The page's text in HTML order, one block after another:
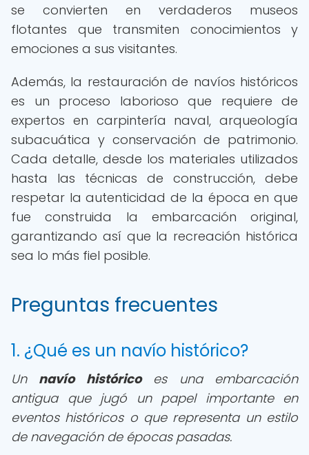
se convierten en verdaderos museos
flotantes que transmiten conocimientos y
emociones a sus visitantes.
Además, la restauración de navíos históricos
es un proceso laborioso que requiere de
expertos en carpintería naval, arqueología
subacuática y conservación de patrimonio.
Cada detalle, desde los materiales utilizados
hasta las técnicas de construcción, debe
respetar la autenticidad de la época en que
fue construida la embarcación original,
garantizando así que la recreación histórica
sea lo más fiel posible.
Preguntas frecuentes
1. ¿Qué es un navío histórico?
Un navío históricoes una embarcación
antigua que jugó un papel importante en
eventos históricos o que representa un estilo
de navegación de épocas pasadas.